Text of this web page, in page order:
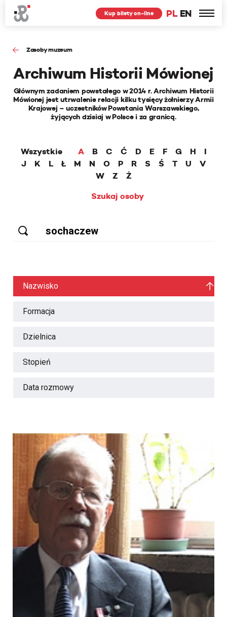
PL EN
Kup bilety on-line
Zasoby muzeum
Archiwum Historii Mówionej
Głównym zadaniem powstałego w 2014 r. Archiwum Historii
Mówionej jest utrwalenie relacji kilku tysięcy żołnierzy Armii
Krajowej – uczestników Powstania Warszawskiego,
żyjących dzisiaj w Polsce i za granicą.
Wszystkie A B C Ć D E F G H
I
J
K L Ł M N O P R S Ś T U
V
W
Z
Ż
Szukaj osoby
Nazwisko
Formacja
Dzielnica
Stopień
Data rozmowy